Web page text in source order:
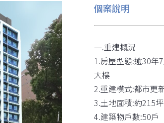
個案說明
一.重建概況
1.房屋型態:逾30年
大樓
2.重建模式:都市更
3.土地面積:約215坪
4.建築物戶數:50戶